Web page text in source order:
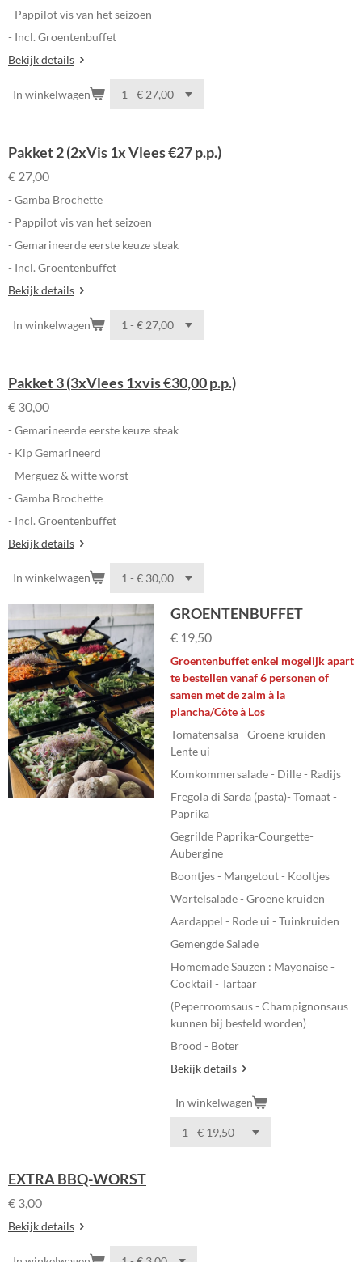
- Pappilot vis van het seizoen
- Incl. Groentenbuffet
Bekijk details
In winkelwagen
Pakket 2 (2xVis 1x Vlees €27 p.p.)
€ 27,00
- Gamba Brochette
- Pappilot vis van het seizoen
- Gemarineerde eerste keuze steak
- Incl. Groentenbuffet
Bekijk details
In winkelwagen
Pakket 3 (3xVlees 1xvis €30,00 p.p.)
€ 30,00
- Gemarineerde eerste keuze steak
- Kip Gemarineerd
- Merguez & witte worst
- Gamba Brochette
- Incl. Groentenbuffet
Bekijk details
In winkelwagen
GROENTENBUFFET
€ 19,50
Groentenbuffet enkel mogelijk apart
te bestellen vanaf 6 personen of
samen met de zalm à la
plancha/Côte à Los
Tomatensalsa - Groene kruiden -
Lente ui
Komkommersalade - Dille - Radijs
Fregola di Sarda (pasta)- Tomaat -
Paprika
Gegrilde Paprika-Courgette-
Aubergine
Boontjes - Mangetout - Kooltjes
Wortelsalade - Groene kruiden
Aardappel - Rode ui - Tuinkruiden
Gemengde Salade
Homemade Sauzen : Mayonaise -
Cocktail - Tartaar
(Peperroomsaus - Champignonsaus
kunnen bij besteld worden)
Brood - Boter
Bekijk details
In winkelwagen
EXTRA BBQ-WORST
€ 3,00
Bekijk details